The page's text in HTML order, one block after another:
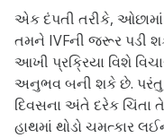
એક દંપતી તરીકે,
તમને IVFની જરૂર પડી
આખી પ્રક્રિયા વિશે
અનુભવ બની શકે છે. પરંતુ,
દિવસના અંતે દરેક ચિંતા
હાથમાં થોડો ચમત્કાર